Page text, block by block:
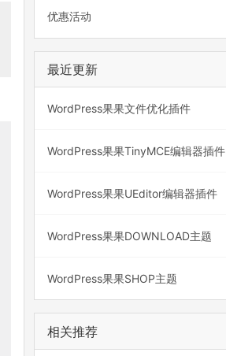
优惠活动
最近更新
WordPress果果文件优化插件
WordPress果果TinyMCE编辑器插件
WordPress果果UEditor编辑器插件
WordPress果果DOWNLOAD主题
WordPress果果SHOP主题
相关推荐